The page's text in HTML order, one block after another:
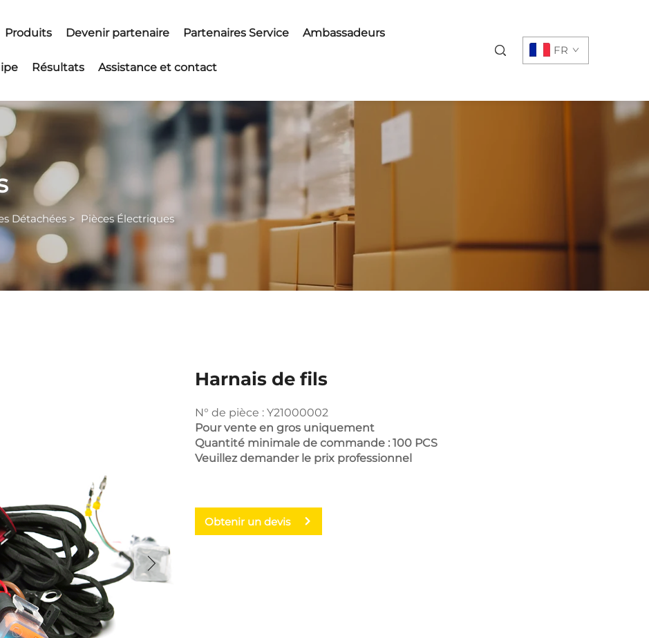
Produits Devenir partenaire Partenaires Service Ambassadeurs
Résultats Assistance et contact
FR
Détachées > Pièces Électriques
Harnais de fils
N° de pièce : Y21000002
Pour vente en gros uniquement
Quantité minimale de commande : 100 PCS
Veuillez demander le prix professionnel
Obtenir un devis